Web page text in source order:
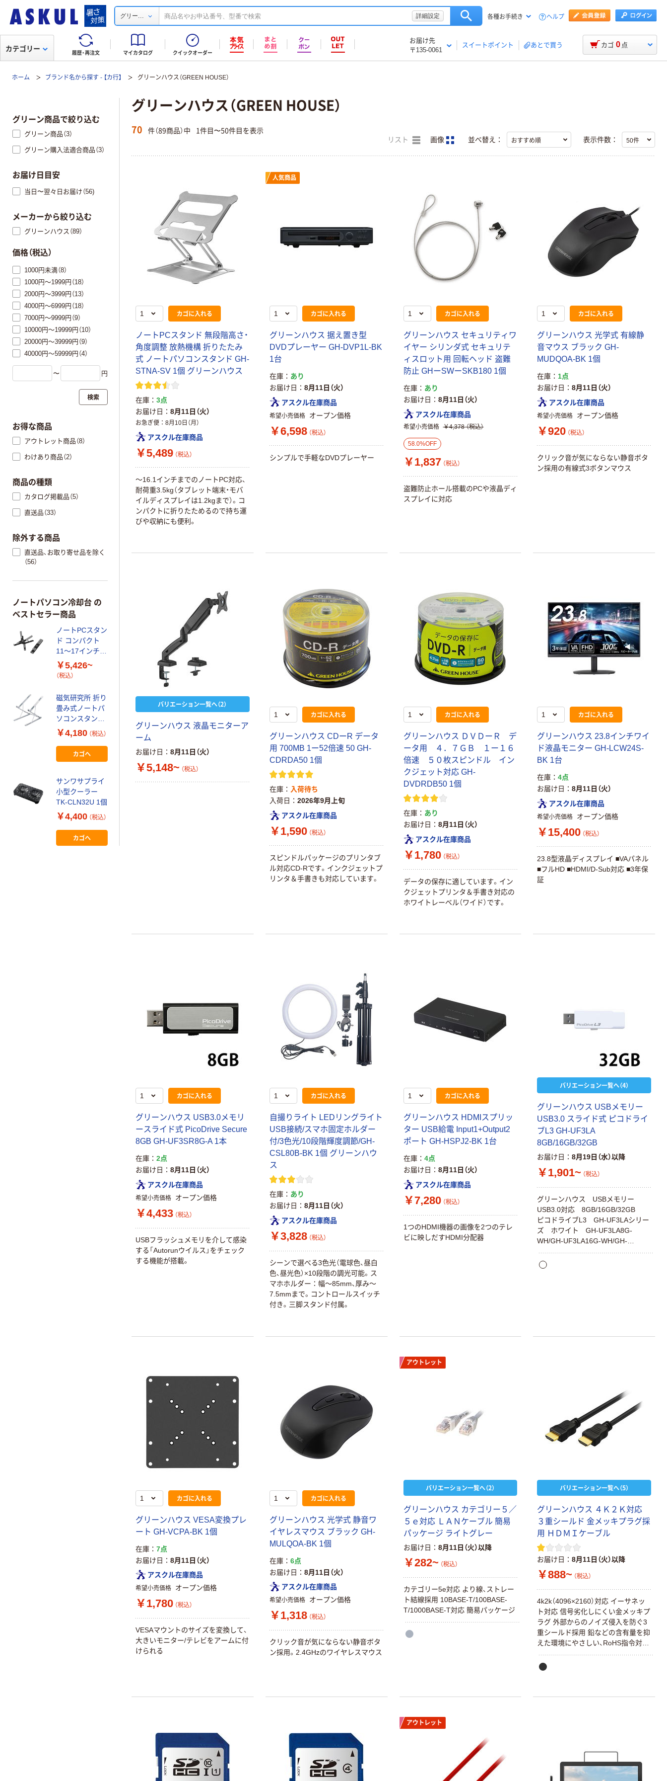
グリー... 詳細設定 各種お手続き ヘルプ
履歴・再注文 マイカタログ クイックオーダー
お届け先
〒135-0061
スイートポイント あとで買う
カテゴリー カゴ 0 点
ホーム ブランド名から探す - 【カ行】 グリーンハウス（GREEN HOUSE）
グリーンハウス（GREEN HOUSE）
70 件（89商品）中 1件目〜50件目を表示
リスト 画像 並べ替え： 表示件数：
カゴに入れる
ノートPCスタンド 無段階高さ・
角度調整 放熱機構 折りたたみ
式 ノートパソコンスタンド GH-
STNA-SV 1個 グリーンハウス
在庫
3点
お届け日
8月11日（火）
お急ぎ便 8月10日（月）
アスクル在庫商品
￥5,489 （税込）
～16.1インチまでのノートPC対応、
耐荷重3.5kg（タブレット端末・モバ
イルディスプレイは1.2kgまで）。コ
ンパクトに折りたためるので持ち運
びや収納にも便利。
人気商品
カゴに入れる
グリーンハウス 据え置き型
DVDプレーヤー GH-DVP1L-BK
1台
在庫
あり
お届け日
8月11日（火）
アスクル在庫商品
希望小売価格 オープン価格
￥6,598 （税込）
シンプルで手軽なDVDプレーヤー
カゴに入れる
グリーンハウス セキュリティワ
イヤー シリンダ式 セキュリテ
ィスロット用 回転ヘッド 盗難
防止 GHーSWーSKB180 1個
在庫
あり
お届け日
8月11日（火）
アスクル在庫商品
希望小売価格 ￥4,378 （税込）
58.0%OFF
￥1,837 （税込）
盗難防止ホール搭載のPCや液晶ディ
スプレイに対応
カゴに入れる
グリーンハウス 光学式 有線静
音マウス ブラック GH-
MUDQOA-BK 1個
在庫
1点
お届け日
8月11日（火）
アスクル在庫商品
希望小売価格 オープン価格
￥920 （税込）
クリック音が気にならない静音ボタ
ン採用の有線式3ボタンマウス
バリエーション一覧へ（2）
グリーンハウス 液晶モニターア
ーム
お届け日 8月11日（火）
￥5,148~ （税込）
カゴに入れる
グリーンハウス CDーR データ
用 700MB 1ー52倍速 50 GH-
CDRDA50 1個
在庫
入荷待ち
入荷日
2026年9月上旬
アスクル在庫商品
￥1,590 （税込）
スピンドルパッケージのプリンタブ
ル対応CD-Rです。インクジェットプ
リンタ＆手書きも対応しています。
カゴに入れる
グリーンハウス ＤＶＤーＲ デ
ータ用 ４．７ＧＢ １ー１６
倍速 ５０枚スピンドル イン
クジェット対応 GH-
DVDRDB50 1個
在庫
あり
お届け日
8月11日（火）
アスクル在庫商品
￥1,780 （税込）
データの保存に適しています。イン
クジェットプリンタ＆手書き対応の
ホワイトレーベル（ワイド）です。
カゴに入れる
グリーンハウス 23.8インチワイ
ド液晶モニター GH-LCW24S-
BK 1台
在庫
4点
お届け日
8月11日（火）
アスクル在庫商品
希望小売価格 オープン価格
￥15,400 （税込）
23.8型液晶ディスプレイ ■VAパネル
■フルHD ■HDMI/D-Sub対応 ■3年保
証
カゴに入れる
グリーンハウス USB3.0メモリ
ースライド式 PicoDrive Secure
8GB GH-UF3SR8G-A 1本
在庫
2点
お届け日
8月11日（火）
アスクル在庫商品
希望小売価格 オープン価格
￥4,433 （税込）
USBフラッシュメモリを介して感染
する「Autorunウイルス」をチェック
する機能が搭載。
カゴに入れる
自撮りライト LEDリングライト
USB接続/スマホ固定ホルダー
付/3色光/10段階輝度調節/GH-
CSL80B-BK 1個 グリーンハウ
ス
在庫
あり
お届け日
8月11日（火）
アスクル在庫商品
￥3,828 （税込）
シーンで選べる3色光（電球色、昼白
色、昼光色）×10段階の調光可能。ス
マホホルダー：幅～85mm、厚み～
7.5mmまで。コントロールスイッチ
付き。三脚スタンド付属。
カゴに入れる
グリーンハウス HDMIスプリッ
ター USB給電 Input1+Output2
ポート GH-HSPJ2-BK 1台
在庫
4点
お届け日
8月11日（火）
アスクル在庫商品
￥7,280 （税込）
1つのHDMI機器の画像を2つのテレ
ビに映しだすHDMI分配器
バリエーション一覧へ（4）
グリーンハウス USBメモリー
USB3.0 スライド式 ピコドライ
ブL3 GH-UF3LA
8GB/16GB/32GB
お届け日 8月19日（水）以降
￥1,901~ （税込）
グリーンハウス USBメモリー
USB3.0対応 8GB/16GB/32GB
ピコドライブL3 GH-UF3LAシリー
ズ ホワイト GH-UF3LA8G-
WH/GH-UF3LA16G-WH/GH-
UF3LA32G-WH キャップ紛失の心
配がないスライド式 パスワードロ
カゴに入れる
グリーンハウス VESA変換プレ
ート GH-VCPA-BK 1個
在庫
7点
お届け日
8月11日（火）
アスクル在庫商品
希望小売価格 オープン価格
￥1,780 （税込）
VESAマウントのサイズを変換して、
大きいモニター/テレビをアームに付
けられる
カゴに入れる
グリーンハウス 光学式 静音ワ
イヤレスマウス ブラック GH-
MULQOA-BK 1個
在庫
6点
お届け日
8月11日（火）
アスクル在庫商品
希望小売価格 オープン価格
￥1,318 （税込）
クリック音が気にならない静音ボタ
ン採用。2.4GHzのワイヤレスマウス
アウトレット
バリエーション一覧へ（2）
グリーンハウス カテゴリー５／
５ｅ対応 ＬＡＮケーブル 簡易
パッケージ ライトグレー
お届け日 8月11日（火）以降
￥282~ （税込）
カテゴリー5e対応 より線、ストレー
ト結線採用 10BASE-T/100BASE-
T/1000BASE-T対応 簡易パッケージ
バリエーション一覧へ（5）
グリーンハウス ４Ｋ２Ｋ対応
３重シールド 金メッキプラグ採
用 ＨＤＭＩケーブル
お届け日 8月11日（火）以降
￥888~ （税込）
4k2k（4096×2160）対応 イーサネッ
ト対応 信号劣化しにくい金メッキプ
ラグ 外部からのノイズ侵入を防ぐ3
重シールド採用 鉛などの含有量を抑
えた環境にやさしい、RoHS指令対応
簡易パッケージ
アウトレット
グリーン商品で絞り込む
グリーン商品（3）
グリーン購入法適合商品（3）
お届け日目安
当日〜翌々日お届け（56)
メーカーから絞り込む
グリーンハウス（89）
価格（税込）
1000円未満（8）
1000円～1999円（18）
2000円～3999円（13）
4000円～6999円（18）
7000円～9999円（9）
10000円～19999円（10）
20000円～39999円（9）
40000円～59999円（4）
〜 円
検索
お得な商品
アウトレット商品（8）
わけあり商品（2）
商品の種類
カタログ掲載品（5）
直送品（33）
除外する商品
直送品、お取り寄せ品を除く
（56）
ノートパソコン冷却台 の
ベストセラー商品
ノートPCスタン
ド コンパクト
11～17インチ対
応 ノートパソコ
ンスタンド VV-
Vodaview
￥5,426~
（税込）
磁気研究所 折り
畳み式ノートパ
ソコンスタンド
HD-
ALMPC2STSV 1
個
￥4,180 （税込）
カゴへ
サンワサプライ
小型クーラー
TK-CLN32U 1個
￥4,400 （税込）
カゴへ